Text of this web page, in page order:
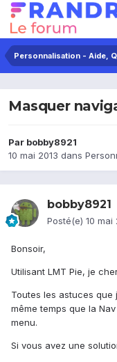
Personnalisation - Aide,
Masquer
Par bobby8921
10 mai 2013 dans
bobby8921
Posté(e) 10 mai
Bonsoir,
Utilisant LMT Pie, je
Toutes les astuces que
même temps que la
menu.
Si vous avez une